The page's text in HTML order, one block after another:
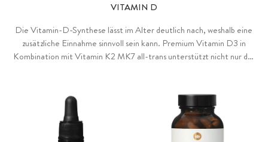
werden kann. Vitamin C hilft, die Gesundheit von Gefäßen zu erhalten
und diversen Alterungserscheinungen entgegenzuwirken.
VITAMIN D
Die Vitamin-D-Synthese lässt im Alter deutlich nach, weshalb eine
zusätzliche Einnahme sinnvoll sein kann. Premium Vitamin D3 in
Kombination mit Vitamin K2 MK7 all-trans unterstützt nicht nur das